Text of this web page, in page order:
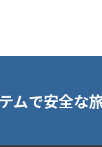
ムで安全な